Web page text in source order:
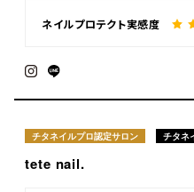
ネイルプロテクト実感度
チタネイルプロ認定サロン チタネ
tete nail.